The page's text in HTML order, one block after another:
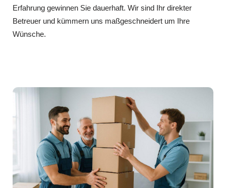
Erfahrung gewinnen Sie dauerhaft. Wir sind Ihr direkter
Betreuer und kümmern uns maßgeschneidert um Ihre
Wünsche.